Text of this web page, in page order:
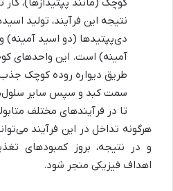
نتیجه این فرآیند، تولید
دی‌پپتیدها (دو اسید آمینه)
آمینه) است. این واحدهای
طریق دیواره روده کوچک
سمت کبد و سپس سایر
تا در فرآیندهای مختلف
هرگونه تداخل در این فرآیند
و در نتیجه، بروز کمبودهای
اهداف فیزیکی منجر شود.